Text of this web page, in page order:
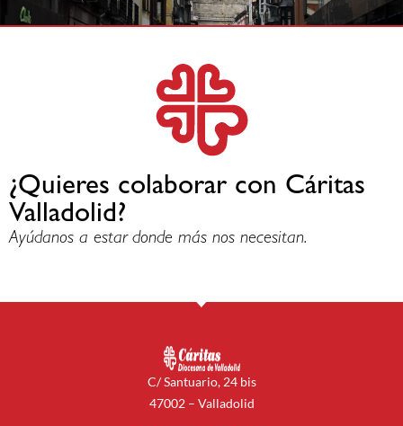
¿Quieres colaborar con Cáritas
Valladolid?
Ayúdanos a estar donde más nos necesitan.
C/ Santuario, 24 bis
47002 – Valladolid